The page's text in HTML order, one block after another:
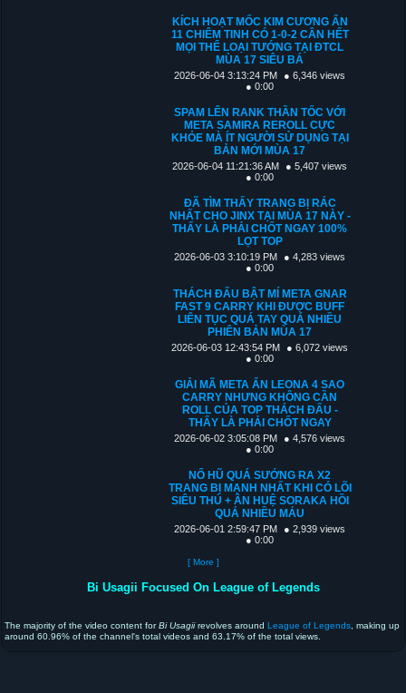
KÍCH HOẠT MỐC KIM CƯƠNG ẨN
11 CHIÊM TINH CÓ 1-0-2 CÂN HẾT
MỌI THỂ LOẠI TƯỚNG TẠI ĐTCL
MÙA 17 SIÊU BÁ
2026-06-04 3:13:24 PM
● 6,346 views
● 0:00
SPAM LÊN RANK THẦN TỐC VỚI
META SAMIRA REROLL CỰC
KHỎE MÀ ÍT NGƯỜI SỬ DỤNG TẠI
BẢN MỚI MÙA 17
2026-06-04 11:21:36 AM
● 5,407 views
● 0:00
ĐÃ TÌM THẤY TRANG BỊ RÁC
NHẤT CHO JINX TẠI MÙA 17 NÀY -
THẤY LÀ PHẢI CHỐT NGAY 100%
LỌT TOP
2026-06-03 3:10:19 PM
● 4,283 views
● 0:00
THÁCH ĐẤU BẬT MÍ META GNAR
FAST 9 CARRY KHI ĐƯỢC BUFF
LIÊN TỤC QUÁ TAY QUÁ NHIỀU
PHIÊN BẢN MÙA 17
2026-06-03 12:43:54 PM
● 6,072 views
● 0:00
GIẢI MÃ META ẨN LEONA 4 SAO
CARRY NHƯNG KHÔNG CẦN
ROLL CỦA TOP THÁCH ĐẤU -
THẤY LÀ PHẢI CHỐT NGAY
2026-06-02 3:05:08 PM
● 4,576 views
● 0:00
NỔ HŨ QUÁ SƯỚNG RA X2
TRANG BỊ MẠNH NHẤT KHI CÓ LÕI
SIÊU THÚ + ÂN HUỆ SORAKA HỒI
QUÁ NHIỀU MÁU
2026-06-01 2:59:47 PM
● 2,939 views
● 0:00
[ More ]
Bi Usagii Focused On League of Legends
The majority of the video content forBi Usagiirevolves around League of Legends , making up
around 60.96% of the channel's total videos and 63.17% of the total views.